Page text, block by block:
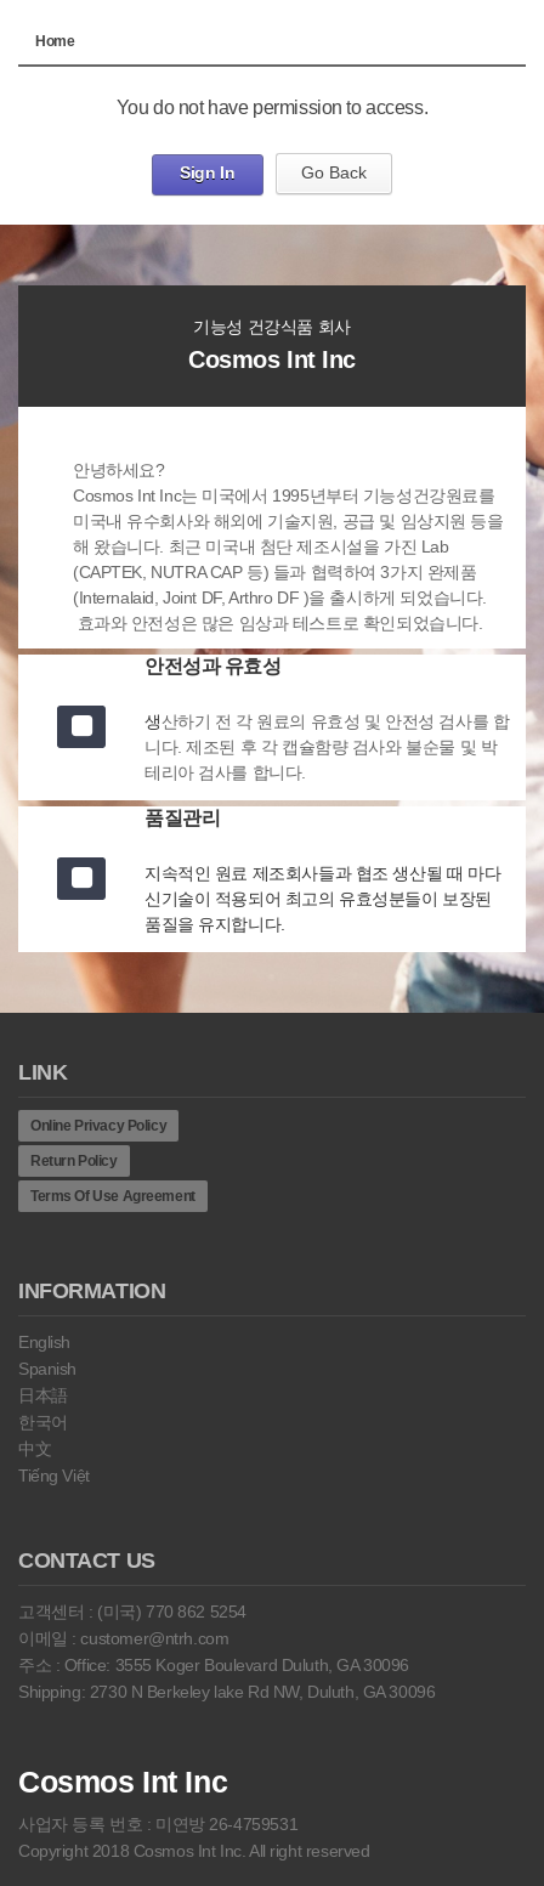
Home
You do not have permission to access.
Sign In Go Back
기능성 건강식품 회사
Cosmos Int Inc
안녕하세요?
Cosmos Int Inc는 미국에서 1995년부터 기능성건강원료를
미국내 유수회사와 해외에 기술지원, 공급 및 임상지원 등을
해 왔습니다. 최근 미국내 첨단 제조시설을 가진 Lab
(CAPTEK, NUTRA CAP 등) 들과 협력하여 3가지 완제품
(Internalaid, Joint DF, Arthro DF )을 출시하게 되었습니다.
효과와 안전성은 많은 임상과 테스트로 확인되었습니다.
안전성과 유효성
생산하기 전 각 원료의 유효성 및 안전성 검사를 합
니다. 제조된 후 각 캡슐함량 검사와 불순물 및 박
테리아 검사를 합니다.
품질관리
지속적인 원료 제조회사들과 협조 생산될 때 마다
신기술이 적용되어 최고의 유효성분들이 보장된
품질을 유지합니다.
LINK
Online Privacy Policy
Return Policy
Terms Of Use Agreement
INFORMATION
English
Spanish
日本語
한국어
中文
Tiếng Việt
CONTACT US
고객센터 : (미국) 770 862 5254
이메일 : customer@ntrh.com
주소 : Office: 3555 Koger Boulevard Duluth, GA 30096
Shipping: 2730 N Berkeley lake Rd NW, Duluth, GA 30096
Cosmos Int Inc
사업자 등록 번호 : 미연방 26-4759531
Copyright 2018 Cosmos Int Inc. All right reserved